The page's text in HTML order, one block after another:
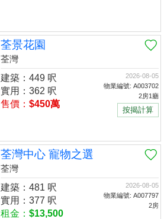
荃景花園
荃灣
2026-08-05
物業編號: A003702
2房1廳
按揭計算
建築：449 呎
實用：362 呎
售價： $450萬
荃灣中心 寵物之選
荃灣
2026-08-05
物業編號: A007797
2房
建築：481 呎
實用：377 呎
租金： $13,500